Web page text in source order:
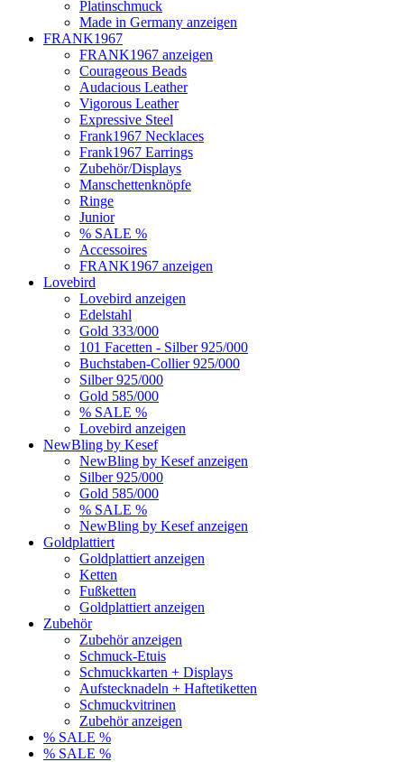
Platinschmuck
Made in Germany anzeigen
FRANK1967
FRANK1967 anzeigen
Courageous Beads
Audacious Leather
Vigorous Leather
Expressive Steel
Frank1967 Necklaces
Frank1967 Earrings
Zubehör/Displays
Manschettenknöpfe
Ringe
Junior
% SALE %
Accessoires
FRANK1967 anzeigen
Lovebird
Lovebird anzeigen
Edelstahl
Gold 333/000
101 Facetten - Silber 925/000
Buchstaben-Collier 925/000
Silber 925/000
Gold 585/000
% SALE %
Lovebird anzeigen
NewBling by Kesef
NewBling by Kesef anzeigen
Silber 925/000
Gold 585/000
% SALE %
NewBling by Kesef anzeigen
Goldplattiert
Goldplattiert anzeigen
Ketten
Fußketten
Goldplattiert anzeigen
Zubehör
Zubehör anzeigen
Schmuck-Etuis
Schmuckkarten + Displays
Aufstecknadeln + Haftetiketten
Schmuckvitrinen
Zubehör anzeigen
% SALE %
% SALE %